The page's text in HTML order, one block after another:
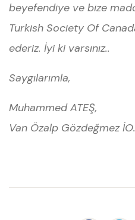
beyefendiye ve bize
Turkish Society Of
ederiz. İyi ki varsınız..
Saygılarımla,
Muhammed ATEŞ,
Van Özalp Gözdeğmez